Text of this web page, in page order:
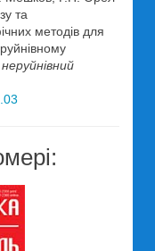
та
методів для